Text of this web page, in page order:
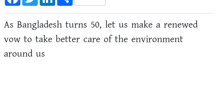
As Bangladesh turns 50, let us make a renewed
vow to take better care of the environment
around us